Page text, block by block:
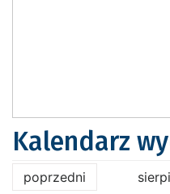
Kalendarz
poprzedni